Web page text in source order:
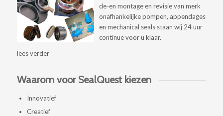
de-en montage en revisie van merk
onafhankelijke pompen, appendages
en mechanical seals staan wij 24 uur
continue voor u klaar.
lees verder
Waarom voor SealQuest kiezen
Innovatief
Creatief